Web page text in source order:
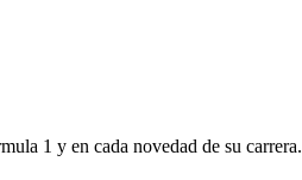
1 y en cada novedad de su carrera.